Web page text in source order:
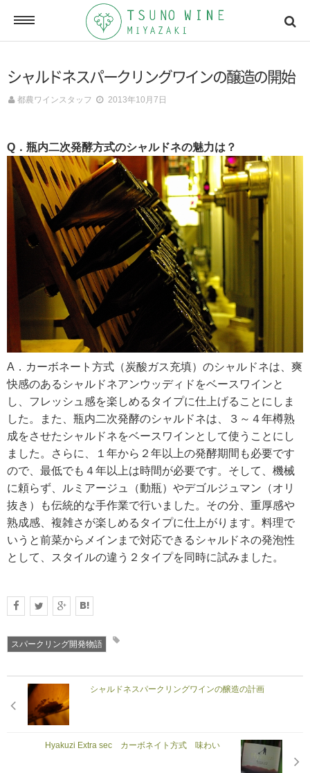
オンラインショッピング
メールマガジン
ACCESSMAP
アクセスマップ
お問い合わせ
RECRUIT
求人情報
DATA
会社概要
シャルドネスパークリングワインの醸造の開始
都農ワインスタッフ 2013年10月7日
Q．瓶内二次発酵方式のシャルドネの魅力は？
A．カーボネート方式（炭酸ガス充填）のシャルドネは、爽
快感のあるシャルドネアンウッディドをベースワインと
し、フレッシュ感を楽しめるタイプに仕上げることにしま
した。また、瓶内二次発酵のシャルドネは、３～４年樽熟
成をさせたシャルドネをベースワインとして使うことにし
ました。さらに、１年から２年以上の発酵期間も必要です
ので、最低でも４年以上は時間が必要です。そして、機械
に頼らず、ルミアージュ（動瓶）やデゴルジュマン（オリ
抜き）も伝統的な手作業で行いました。その分、重厚感や
熟成感、複雑さが楽しめるタイプに仕上がります。料理で
いうと前菜からメインまで対応できるシャルドネの発泡性
として、スタイルの違う２タイプを同時に試みました。
スパークリング開発物語
シャルドネスパークリングワインの醸造の計画
Hyakuzi Extra sec カーボネイト方式 味わい